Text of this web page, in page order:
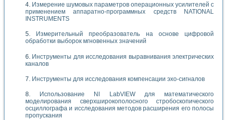
Измерение шумовых параметров операционных усилителей с
применением аппаратно-программных средств NATIONAL
INSTRUMENTS
Измерительный преобразователь на основе цифровой
обработки выборок мгновенных значений
Инструменты для исследования выравнивания электрических
каналов
Инструменты для исследования компенсации эхо-сигналов
Использование NI LabVIEW для математического
моделирования сверхширокополосного стробоскопического
осциллографа и исследования методов расширения его полосы
пропускания